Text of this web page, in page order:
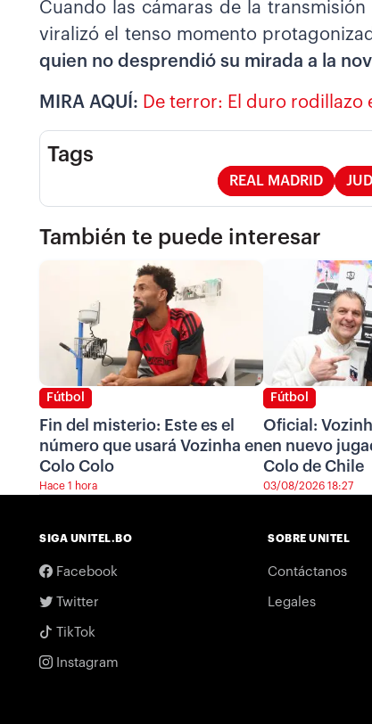
Cuando las cámaras de la
viralizó el tenso momento
quien no desprendió su mirada a la
MIRA AQUÍ: De terror: El duro rodillazo
Tags
REAL MADRID
También te puede interesar
Fútbol
Fin del misterio: Este es el
número que usará Vozinha en
Colo Colo
Hace 1 hora
Fútbol
Oficial:
en nuevo
Colo de Chile
03/08/2026 18:27
SIGA UNITEL.BO
Facebook
Twitter
TikTok
Instagram
SOBRE UNITEL
Contáctanos
Legales